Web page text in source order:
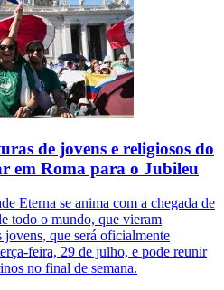
de jovens e religiosos do
em Roma para o Jubileu
Eterna se anima com a chegada de
todo o mundo, que vieram
que será oficialmente
feira, 29 de julho, e pode reunir
no final de semana.